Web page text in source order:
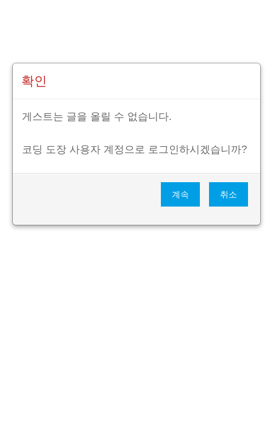
확인
게스트는 글을 올릴 수 없습니다.
코딩 도장 사용자 계정으로 로그인하시겠습니까?